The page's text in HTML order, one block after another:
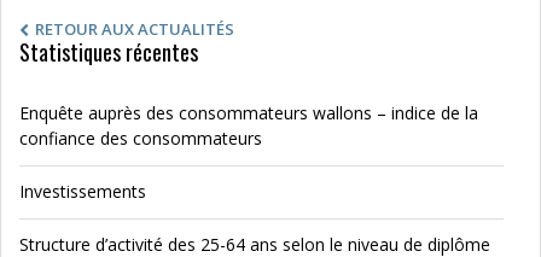
RETOUR AUX ACTUALITÉS
Statistiques récentes
Enquête auprès des consommateurs wallons – indice de la
confiance des consommateurs
Investissements
Structure d’activité des 25-64 ans selon le niveau de diplôme